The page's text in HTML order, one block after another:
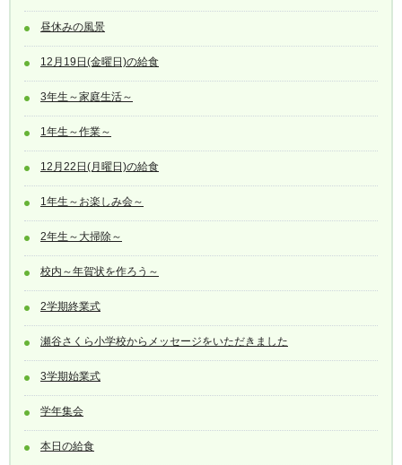
昼休みの風景
12月19日(金曜日)の給食
3年生～家庭生活～
1年生～作業～
12月22日(月曜日)の給食
1年生～お楽しみ会～
2年生～大掃除～
校内～年賀状を作ろう～
2学期終業式
瀬谷さくら小学校からメッセージをいただきました
3学期始業式
学年集会
本日の給食